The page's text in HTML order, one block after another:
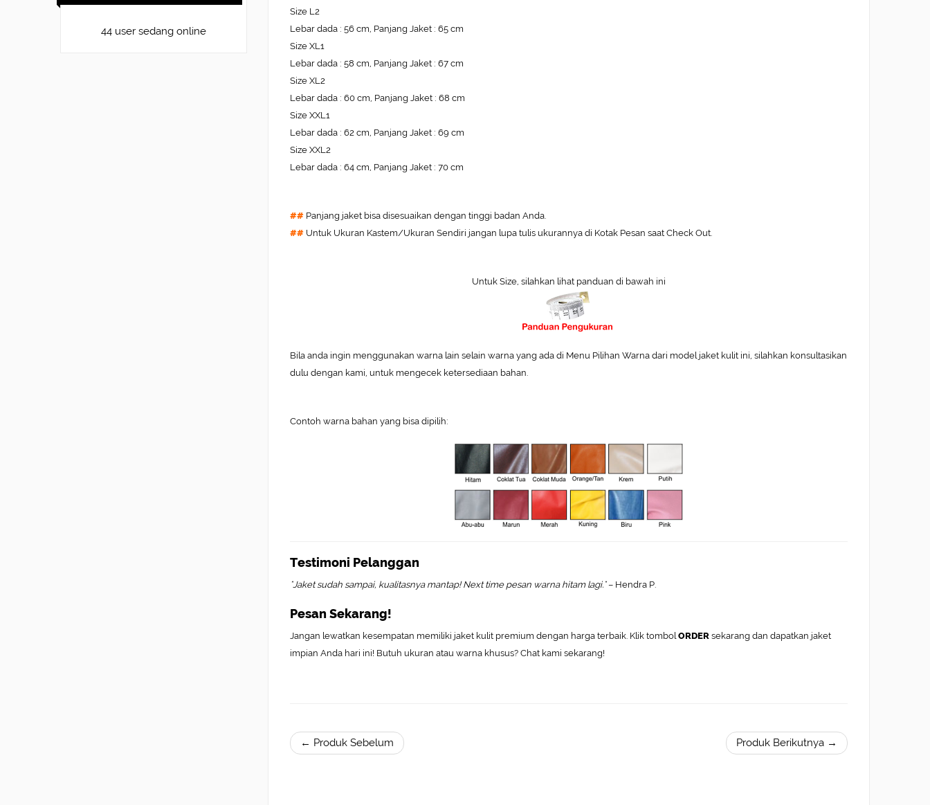
44 user sedang online
Size L2
Lebar dada : 56 cm, Panjang Jaket : 65 cm
Size XL1
Lebar dada : 58 cm, Panjang Jaket : 67 cm
Size XL2
Lebar dada : 60 cm, Panjang Jaket : 68 cm
Size XXL1
Lebar dada : 62 cm, Panjang Jaket : 69 cm
Size XXL2
Lebar dada : 64 cm, Panjang Jaket : 70 cm
## Panjang jaket bisa disesuaikan dengan tinggi badan Anda.
## Untuk Ukuran Kastem/Ukuran Sendiri jangan lupa tulis ukurannya di Kotak Pesan saat Check Out.
Untuk Size, silahkan lihat panduan di bawah ini
Bila anda ingin menggunakan warna lain selain warna yang ada di Menu Pilihan Warna dari model jaket kulit ini, silahkan konsultasikan
dulu dengan kami, untuk mengecek ketersediaan bahan.
Contoh warna bahan yang bisa dipilih:
Testimoni Pelanggan
"Jaket sudah sampai, kualitasnya mantap! Next time pesan warna hitam lagi."– Hendra P.
Pesan Sekarang!
Jangan lewatkan kesempatan memiliki jaket kulit premium dengan harga terbaik. Klik tombol ORDER sekarang dan dapatkan jaket
impian Anda hari ini! Butuh ukuran atau warna khusus? Chat kami sekarang!
← Produk Sebelum Produk Berikutnya →